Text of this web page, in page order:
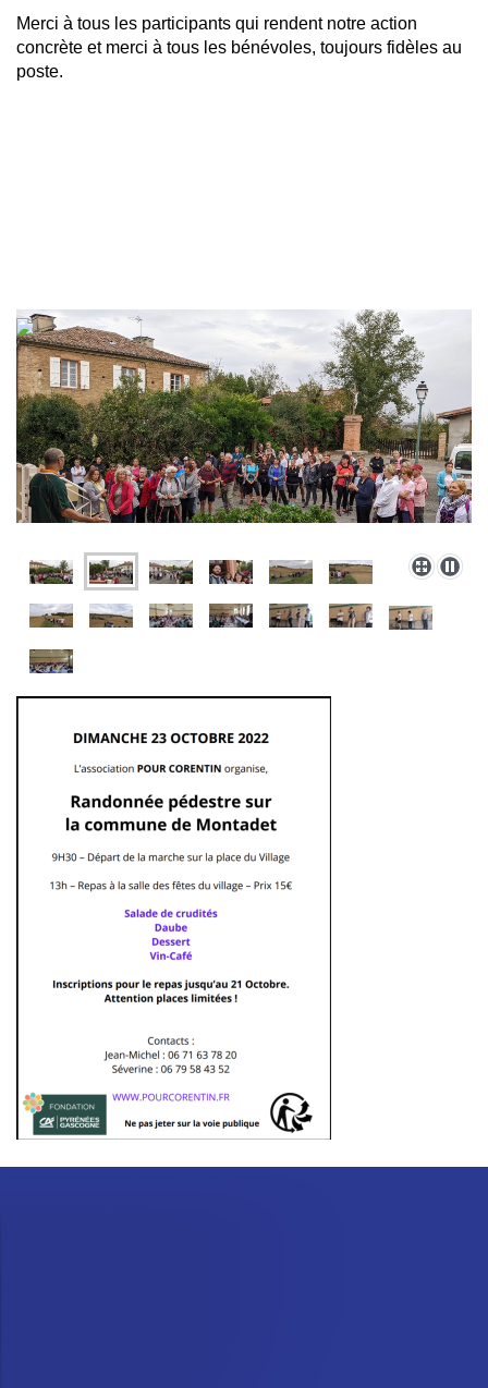
Merci à tous les participants qui rendent notre action
concrète et merci à tous les bénévoles, toujours fidèles au
poste.